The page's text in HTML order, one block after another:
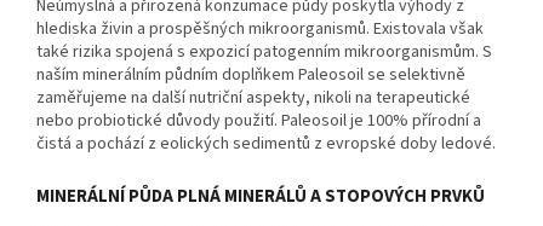
Neúmyslná a přirozená konzumace půdy poskytla výhody z
hlediska živin a prospěšných mikroorganismů. Existovala však
také rizika spojená s expozicí patogenním mikroorganismům. S
naším minerálním půdním doplňkem Paleosoil se selektivně
zaměřujeme na další nutriční aspekty, nikoli na terapeutické
nebo probiotické důvody použití. Paleosoil je 100% přírodní a
čistá a pochází z eolických sedimentů z evropské doby ledové.
MINERÁLNÍ PŮDA PLNÁ MINERÁLŮ A STOPOVÝCH PRVKŮ